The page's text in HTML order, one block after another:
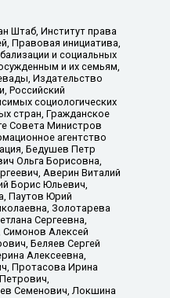
Штаб, Институт права
Правовая инициатива,
и социальных
и их семьям,
Издательство
Российский
социологических
стран, Гражданское
Совета Министров
агентство
Бедушев Петр
Ольга Борисовна,
Аверин Виталий
Борис Юльевич,
Паутов Юрий
Золотарева
Сергеевна,
Симонов Алексей
Беляев Сергей
Алексеевна,
Протасова Ирина
Семенович, Локшина